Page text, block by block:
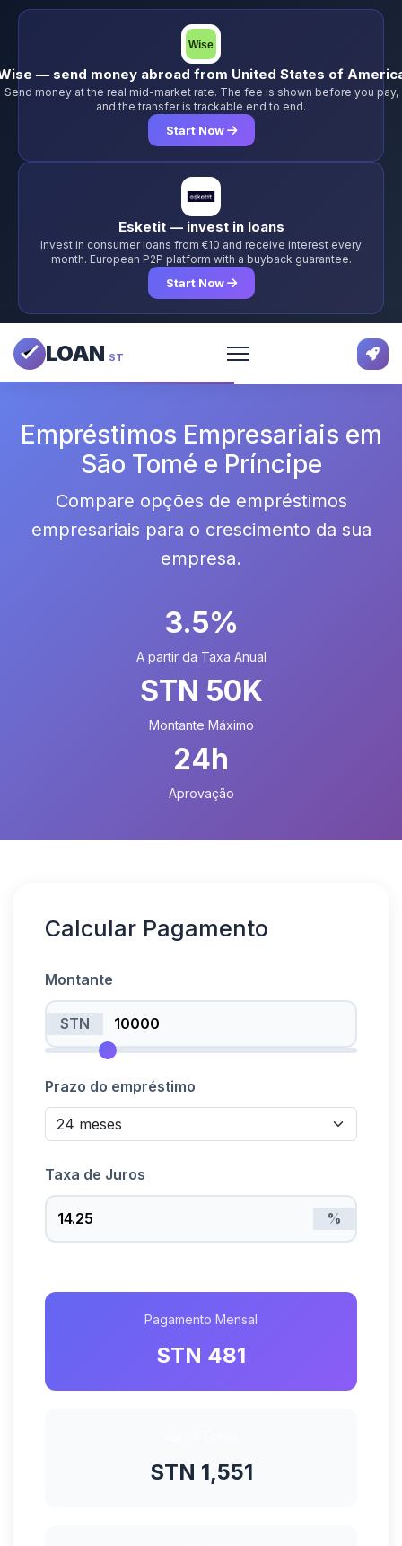
— send money abroad from United States of
Send money at the real mid-market rate. The fee is shown before you pay,
and the transfer is trackable end to end.
Start Now
Esketit — invest in loans
Invest in consumer loans from €10 and receive interest every
month. European P2P platform with a buyback guarantee.
Start Now
LOAN ST
Empréstimos Empresariais em
São Tomé e Príncipe
Compare opções de empréstimos
empresariais para o crescimento da sua
empresa.
3.5%
A partir da Taxa Anual
STN 50K
Montante Máximo
24h
Aprovação
Calcular Pagamento
Montante
STN
Prazo do empréstimo
Taxa de Juros
%
Pagamento Mensal
STN 481
STN 1,551